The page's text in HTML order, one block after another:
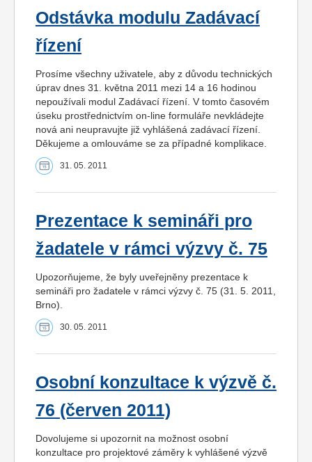
Odstávka modulu Zadávací
řízení
Prosíme všechny uživatele, aby z důvodu technických
úprav dnes 31. května 2011 mezi 14 a 16 hodinou
nepoužívali modul Zadávací řízení. V tomto časovém
úseku prostřednictvím on-line formuláře nevkládejte
nová ani neupravujte již vyhlášená zadávací řízení.
Děkujeme a omlouváme se za případné komplikace.
31. 05. 2011
Prezentace k semináři pro
žadatele v rámci výzvy č. 75
Upozorňujeme, že byly uveřejněny prezentace k
semináři pro žadatele v rámci výzvy č. 75 (31. 5. 2011,
Brno).
30. 05. 2011
Osobní konzultace k výzvě č.
76 (červen 2011)
Dovolujeme si upozornit na možnost osobní
konzultace pro projektové záměry k vyhlášené výzvě